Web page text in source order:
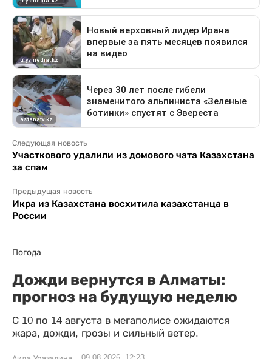
Следующая новость
Участкового удалили из домового чата Казахстана
за спам
Предыдущая новость
Икра из Казахстана восхитила казахстанца в
России
Погода
Дожди вернутся в Алматы:
прогноз на будущую неделю
С 10 по 14 августа в мегаполисе ожидаются
жара, дожди, грозы и сильный ветер.